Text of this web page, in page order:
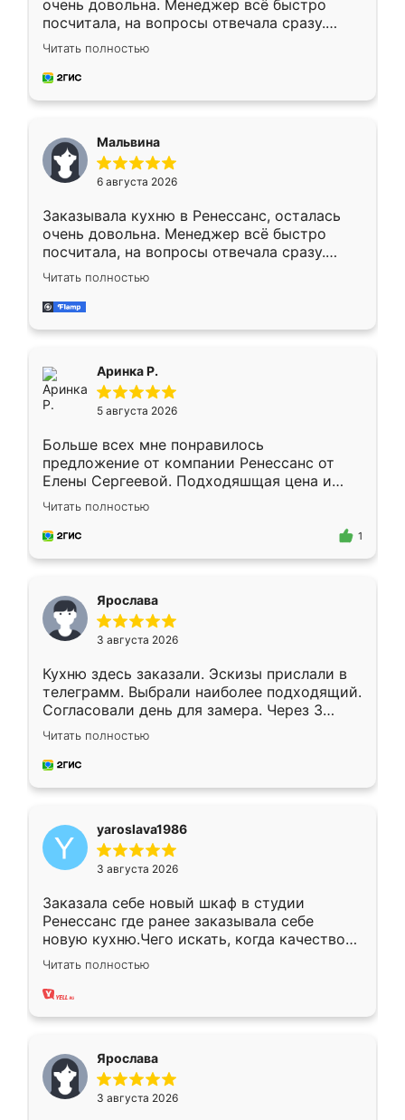
очень довольна. Менеджер всё быстро
посчитала, на вопросы отвечала сразу.
Замерщик приехал в субботу, подошёл к
делу со всей ответственностью. Собрали
за день, ребята работали аккуратно, даже
Читать полностью
Мальвина
6 августа 2026
Заказывала кухню в Ренессанс, осталась
очень довольна. Менеджер всё быстро
посчитала, на вопросы отвечала сразу.
Замерщик приехал в субботу, подошёл к
делу со всей ответственностью. Собрали
за день, ребята работали аккуратно, даже
Читать полностью
Аринка Р.
5 августа 2026
Больше всех мне понравилось
предложение от компании Ренессанс от
Елены Сергеевой. Подходяшщая цена и
короткие сроки изготовления. Приехавший
для замера сотрудник Владислав
предложил по моему эскизу самый
Читать полностью
1
Ярослава
3 августа 2026
Кухню здесь заказали. Эскизы прислали в
телеграмм. Выбрали наиболее подходящий.
Согласовали день для замера. Через 3
недели кухня была уже готова. Остались
довольны работой. Спасибо Ренессанс
мебель за качественную работу!
Читать полностью
yaroslava1986
3 августа 2026
Заказала себе новый шкаф в студии
Ренессанс где ранее заказывала себе
новую кухню.Чего искать, когда качеством
вполне довольна. Служит кухня уже почти
два года, нареканий нет.
Читать полностью
Ярослава
3 августа 2026